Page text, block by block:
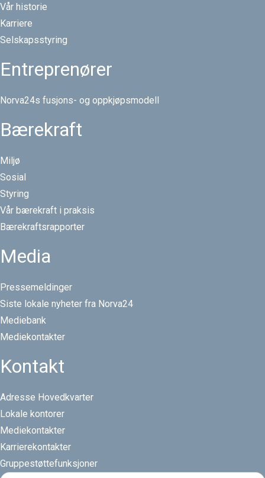
Vår historie
Karriere
Selskapsstyring
Entreprenører
Norva24s fusjons- og oppkjøpsmodell
Bærekraft
Miljø
Sosial
Styring
Vår bærekraft i praksis
Bærekraftsrapporter
Media
Pressemeldinger
Siste lokale nyheter fra Norva24
Mediebank
Mediekontakter
Kontakt
Adresse Hovedkvarter
Lokale kontorer
Mediekontakter
Karrierekontakter
Gruppestøttefunksjoner